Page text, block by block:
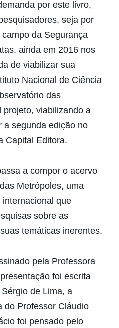
por este livro,
seja por
da Segurança
ainda em 2016 nos
de viabilizar sua
Nacional de Ciência
das
projeto, viabilizando a
a segunda edição no
Capital Editora.
a compor o acervo
Metrópoles, uma
que
sobre as
temáticas inerentes.
pela Professora
foi escrita
de Lima, a
do Professor Cláudio
foi pensado pelo